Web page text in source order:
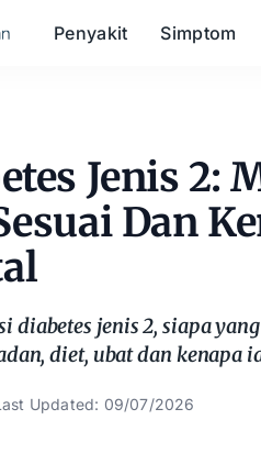
Penyakit Simptom
Jenis 2:
Dan
jenis 2, siapa
diet, ubat dan kenapa
Updated: 09/07/2026